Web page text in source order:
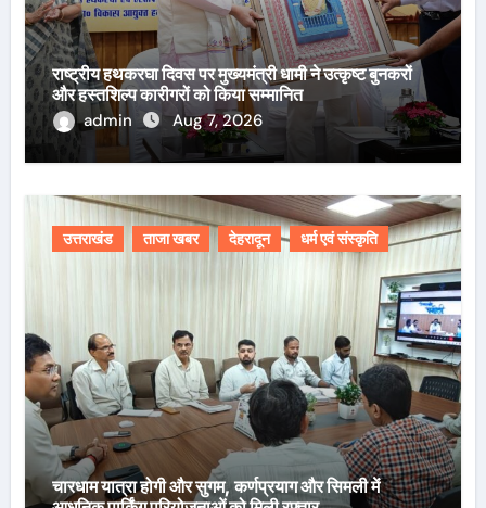
राष्ट्रीय हथकरघा दिवस पर मुख्यमंत्री धामी ने उत्कृष्ट बुनकरों
और हस्तशिल्प कारीगरों को किया सम्मानित
admin
Aug 7, 2026
उत्तराखंड ताजा खबर देहरादून धर्म एवं संस्कृति
चारधाम यात्रा होगी और सुगम, कर्णप्रयाग और सिमली में